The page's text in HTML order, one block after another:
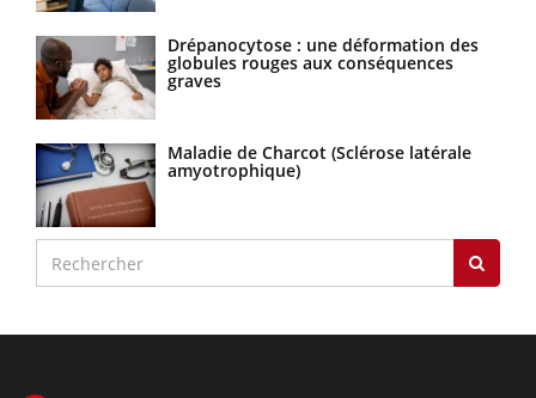
Drépanocytose : une déformation des
globules rouges aux conséquences
graves
Maladie de Charcot (Sclérose latérale
amyotrophique)